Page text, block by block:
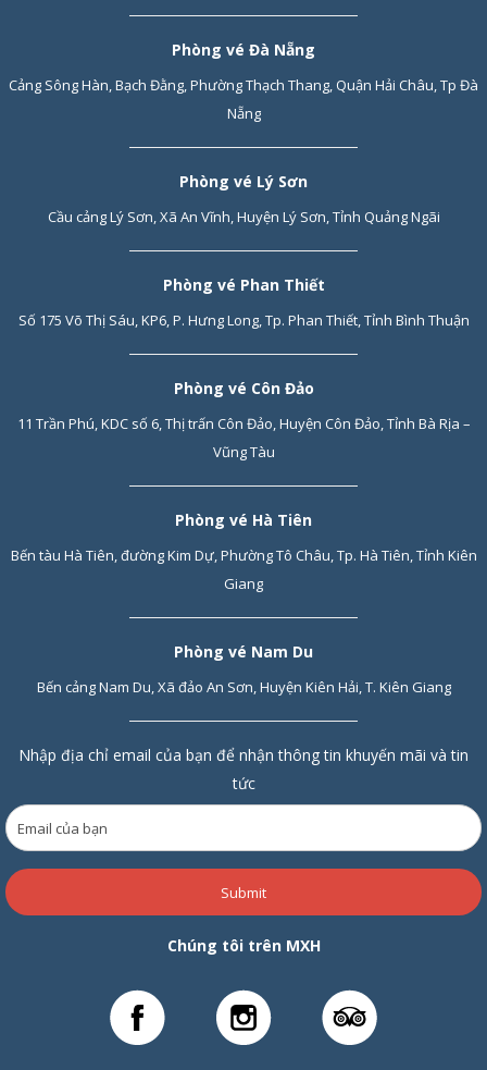
Phòng vé Đà Nẵng
Cảng Sông Hàn, Bạch Đằng, Phường Thạch Thang, Quận Hải Châu, Tp Đà
Nẵng
Phòng vé Lý Sơn
Cầu cảng Lý Sơn, Xã An Vĩnh, Huyện Lý Sơn, Tỉnh Quảng Ngãi
Phòng vé Phan Thiết
Số 175 Võ Thị Sáu, KP6, P. Hưng Long, Tp. Phan Thiết, Tỉnh Bình Thuận
Phòng vé Côn Đảo
11 Trần Phú, KDC số 6, Thị trấn Côn Đảo, Huyện Côn Đảo, Tỉnh Bà Rịa –
Vũng Tàu
Phòng vé Hà Tiên
Bến tàu Hà Tiên, đường Kim Dự, Phường Tô Châu, Tp. Hà Tiên, Tỉnh Kiên
Giang
Phòng vé Nam Du
Bến cảng Nam Du, Xã đảo An Sơn, Huyện Kiên Hải, T. Kiên Giang
Nhập địa chỉ email của bạn để nhận thông tin khuyến mãi và tin
tức
Submit
Chúng tôi trên MXH